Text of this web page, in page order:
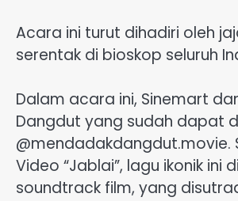
Acara ini turut dihadiri oleh
serentak di bioskop seluruh
Dalam acara ini, Sinemart
Dangdut yang sudah dapat
@mendadakdangdut.movie.
Video “Jablai”, lagu ikonik
soundtrack film, yang